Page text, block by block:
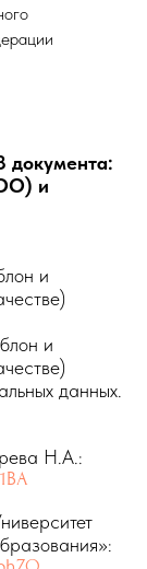
документа:
и
и
и
данных.
Н.А.: